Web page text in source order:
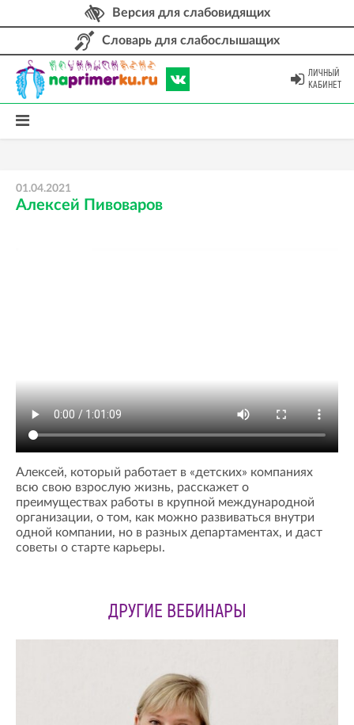
Версия для слабовидящих
Словарь для слабослышащих
ЛИЧНЫЙ
КАБИНЕТ
01.04.2021
Алексей Пивоваров
Алексей, который работает в «детских» компаниях
всю свою взрослую жизнь, расскажет о
преимуществах работы в крупной международной
организации, о том, как можно развиваться внутри
одной компании, но в разных департаментах, и даст
советы о старте карьеры.
ДРУГИЕ ВЕБИНАРЫ